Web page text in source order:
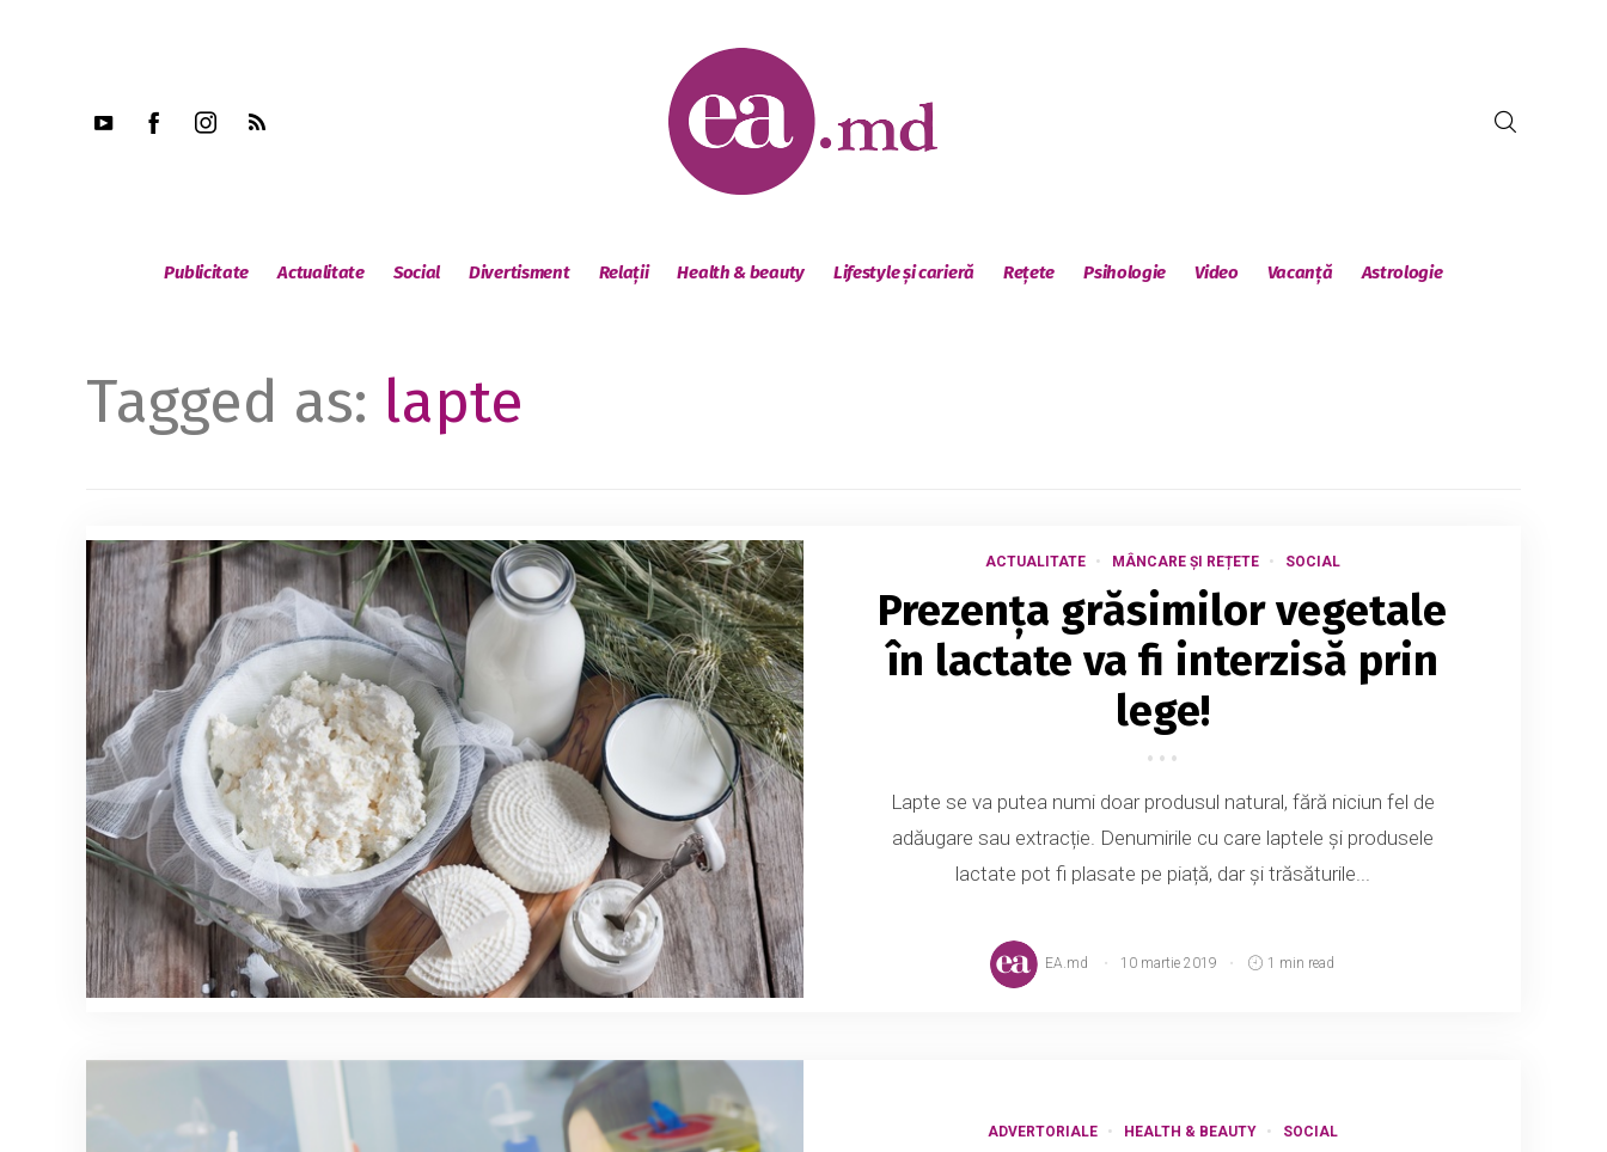
Publicitate Actualitate Social Divertisment Relații Health & beauty Lifestyle și carieră Rețete Psihologie Video Vacanță Astrologie
Tagged as: lapte
ACTUALITATE MÂNCARE ȘI REȚETE SOCIAL
Prezența grăsimilor vegetale
în lactate va fi interzisă prin
lege!
Lapte se va putea numi doar produsul natural, fără niciun fel de
adăugare sau extracție. Denumirile cu care laptele și produsele
lactate pot fi plasate pe piață, dar și trăsăturile...
EA.md 10 martie 2019 1 min read
ADVERTORIALE HEALTH & BEAUTY SOCIAL